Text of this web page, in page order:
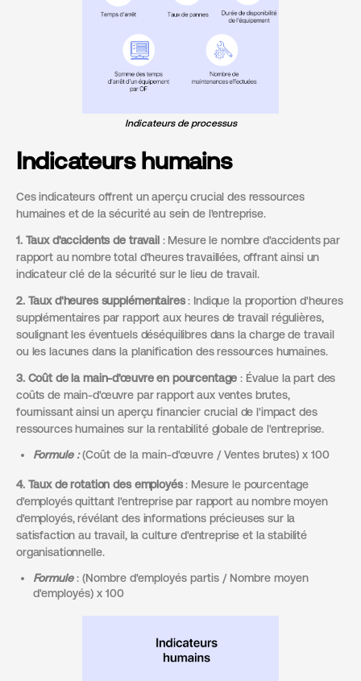
Indicateurs de processus
Indicateurs humains
Ces indicateurs offrent un aperçu crucial des ressources
humaines et de la sécurité au sein de l'entreprise.
1. Taux d'accidents de travail: Mesure le nombre d'accidents par
rapport au nombre total d'heures travaillées, offrant ainsi un
indicateur clé de la sécurité sur le lieu de travail.
2. Taux d'heures supplémentaires: Indique la proportion d'heures
supplémentaires par rapport aux heures de travail régulières,
soulignant les éventuels déséquilibres dans la charge de travail
ou les lacunes dans la planification des ressources humaines.
3. Coût de la main-d'œuvre en pourcentage : Évalue la part des
coûts de main-d'œuvre par rapport aux ventes brutes,
fournissant ainsi un aperçu financier crucial de l'impact des
ressources humaines sur la rentabilité globale de l'entreprise.
Formule :(Coût de la main-d'œuvre / Ventes brutes) x 100
4. Taux de rotation des employés: Mesure le pourcentage
d'employés quittant l'entreprise par rapport au nombre moyen
d'employés, révélant des informations précieuses sur la
satisfaction au travail, la culture d'entreprise et la stabilité
organisationnelle.
Formule: (Nombre d'employés partis / Nombre moyen
d'employés) x 100